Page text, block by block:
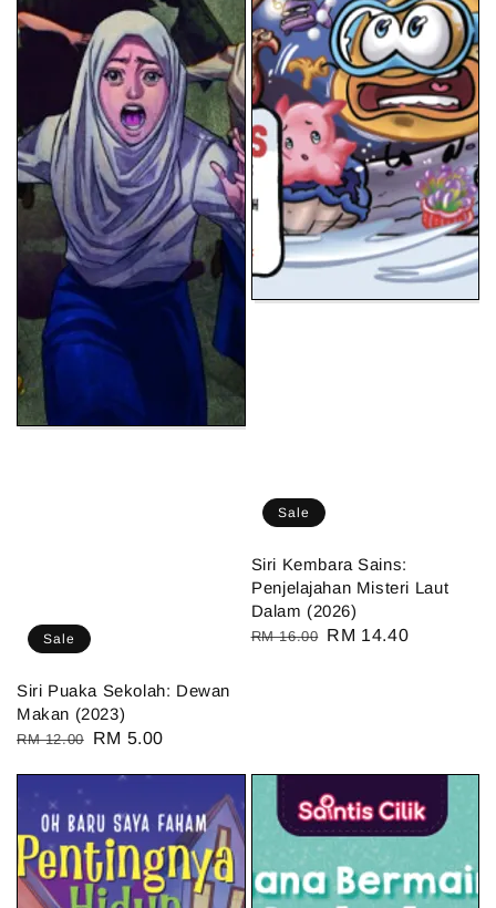
Sale
Siri Puaka Sekolah: Dewan
Makan (2023)
Regular
RM 12.00
Sale
RM 5.00
Sale
Siri Kembara Sains:
⁠Penjelajahan Misteri Laut
Dalam (2026)
Regular
RM 16.00 Sale
RM 14.40